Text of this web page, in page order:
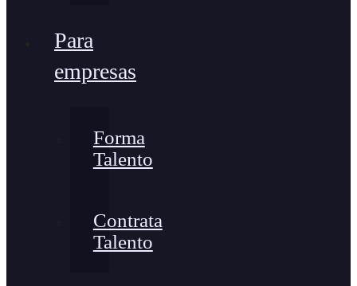
Para
empresas
Forma
Talento
Contrata
Talento